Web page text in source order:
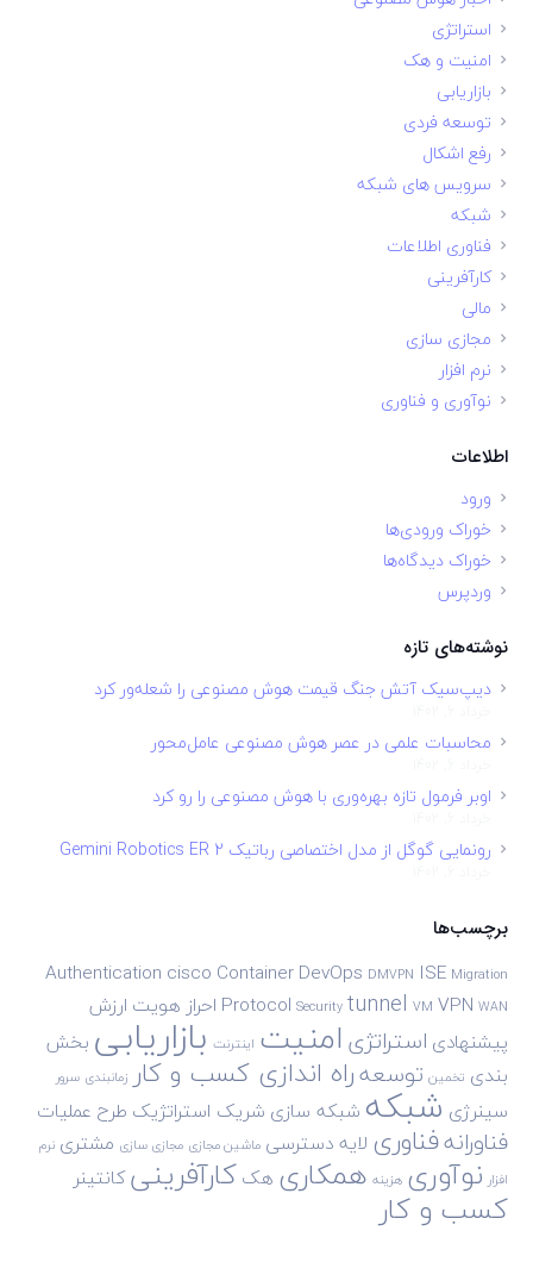
استراتژی
امنیت و هک
بازاریابی
توسعه فردی
رفع اشکال
سرویس های شبکه
شبکه
فناوری اطلاعات
کارآفرینی
مالی
مجازی سازی
نرم افزار
نوآوری و فناوری
اطلاعات
ورود
خوراک ورودی‌ها
خوراک دیدگاه‌ها
وردپرس
نوشته‌های تازه
دیپ‌سیک آتش جنگ قیمت هوش مصنوعی را شعله‌ور کرد
محاسبات علمی در عصر هوش مصنوعی عامل‌محور
اوبر فرمول تازه بهره‌وری با هوش مصنوعی را رو کرد
رونمایی گوگل از مدل اختصاصی رباتیک Gemini Robotics ER 2
برچسب‌ها
Authentication cisco ContainerDevOps DMVPN ISE Migration
Protocol Security tunnel VM VPN WAN احراز هویت ارزش
پیشنهادی استراتژی امنیت اینترنت بازاریابیبخش
بندی تخمین توسعهراه اندازی کسب و کار زمانبندی سرور
سینرژی شبکه شبکه سازی شریک استراتژیک طرح عملیات
فناورانهفناوری لایه دسترسی ماشین مجازی مجازی سازی مشتری نرم
افزار نوآوری هزینه همکاری هککارآفرینیکانتینر
کسب و کار